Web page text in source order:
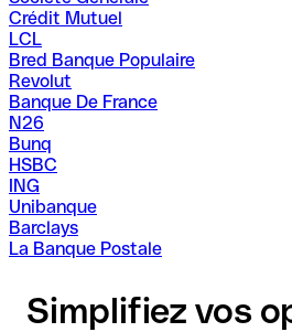
Crédit Mutuel
LCL
Bred Banque Populaire
Revolut
Banque De France
N26
Bunq
HSBC
ING
Unibanque
Barclays
La Banque Postale
Simplifiez vos